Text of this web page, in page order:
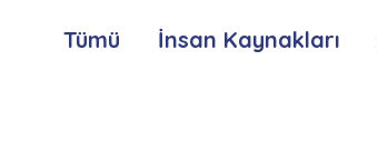
Tümü İnsan Kaynakları